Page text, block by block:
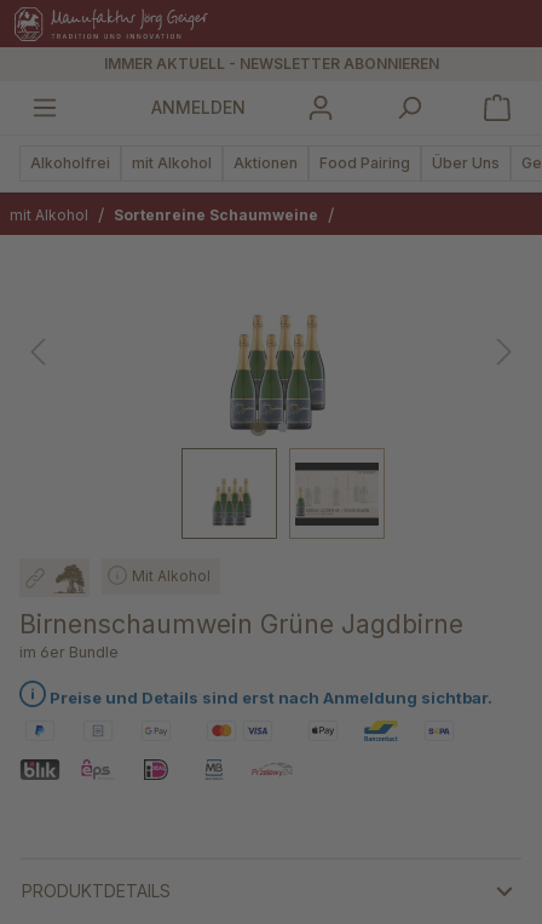
springen
IMMER AKTUELL - NEWSLETTER ABONNIEREN
ANMELDEN
Alkoholfrei mit Alkohol Aktionen Food Pairing Über Uns
mit Alkohol / Sortenreine Schaumweine /
Mit Alkohol
Birnenschaumwein Grüne Jagdbirne
im 6er Bundle
Preise und Details sind erst nach Anmeldung sichtbar.
PRODUKTDETAILS